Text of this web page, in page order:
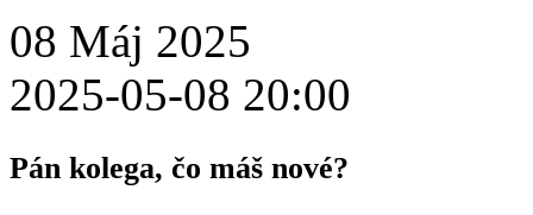
08 Máj 2025
2025-05-08 20:00
Pán kolega, čo máš nové?